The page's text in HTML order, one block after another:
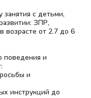
с детьми,
ЗПР,
возрасте от 2.7 до 6
поведения и
и
инструкций до